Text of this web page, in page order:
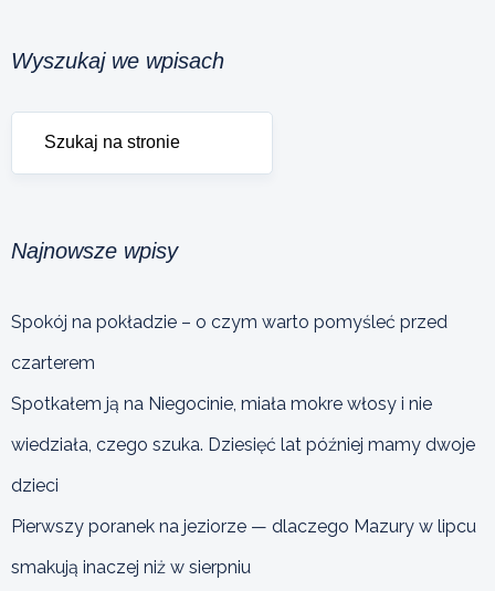
Wyszukaj we wpisach
Najnowsze wpisy
Spokój na pokładzie – o czym warto pomyśleć przed
czarterem
Spotkałem ją na Niegocinie, miała mokre włosy i nie
wiedziała, czego szuka. Dziesięć lat później mamy dwoje
dzieci
Pierwszy poranek na jeziorze — dlaczego Mazury w lipcu
smakują inaczej niż w sierpniu